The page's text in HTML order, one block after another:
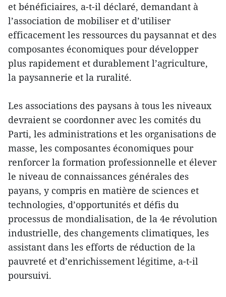
et bénéficiaires, a-t-il déclaré, demandant à
l’association de mobiliser et d’utiliser
efficacement les ressources du paysannat et des
composantes économiques pour développer
plus rapidement et durablement l’agriculture,
la paysannerie et la ruralité.
Les associations des paysans à tous les niveaux
devraient se coordonner avec les comités du
Parti, les administrations et les organisations de
masse, les composantes économiques pour
renforcer la formation professionnelle et élever
le niveau de connaissances générales des
payans, y compris en matière de sciences et
technologies, d’opportunités et défis du
processus de mondialisation, de la 4e révolution
industrielle, des changements climatiques, les
assistant dans les efforts de réduction de la
pauvreté et d’enrichissement légitime, a-t-il
poursuivi.